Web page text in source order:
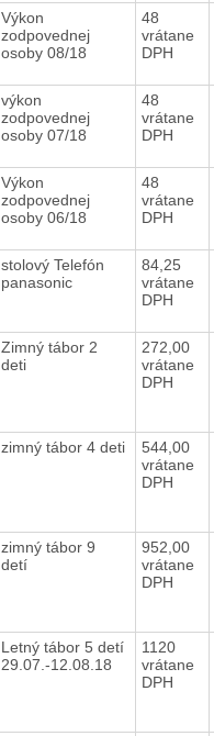
Výkon
zodpovednej
osoby 08/18
48
vrátane
DPH
výkon
zodpovednej
osoby 07/18
48
vrátane
DPH
Výkon
zodpovednej
osoby 06/18
48
vrátane
DPH
stolový Telefón
panasonic
84,25
vrátane
DPH
Zimný tábor 2
deti
272,00
vrátane
DPH
zimný tábor 4 deti
544,00
vrátane
DPH
zimný tábor 9
detí
952,00
vrátane
DPH
Letný tábor 5 detí
29.07.-12.08.18
1120
vrátane
DPH